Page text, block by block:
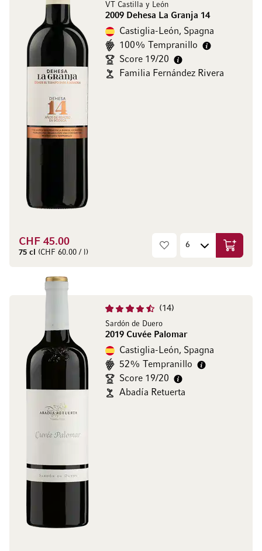
VT Castilla y León
2009 Dehesa La Granja 14
Castiglia-León, Spagna
100% Tempranillo
Score 19/20
Familia Fernández Rivera
CHF 45.00
75 cl (CHF 60.00 / l)
14
Sardón de Duero
2019 Cuvée Palomar
Castiglia-León, Spagna
52% Tempranillo
Score 19/20
Abadía Retuerta